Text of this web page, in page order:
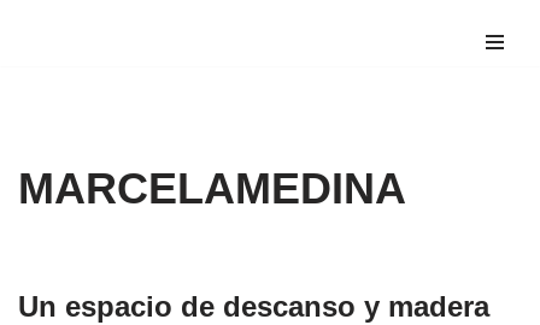
MARCELAMEDINA
Un espacio de descanso y madera